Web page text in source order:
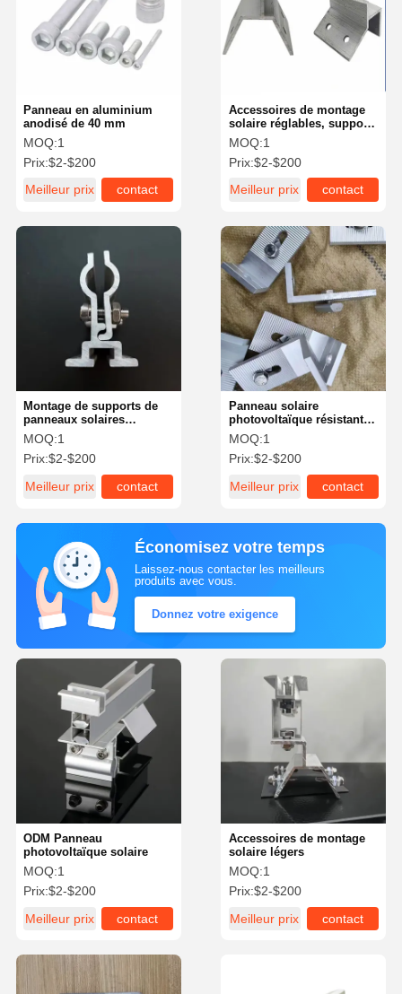
Panneau en aluminium
anodisé de 40 mm
MOQ:1
Prix:$2-$200
Meilleur prix
contact
Accessoires de montage
solaire réglables, supports
et panneaux
photovoltaïques
MOQ:1
Prix:$2-$200
Meilleur prix
contact
Montage de supports de
panneaux solaires
photovoltaïques
MOQ:1
Prix:$2-$200
Meilleur prix
contact
Panneau solaire
photovoltaïque résistant à
la corrosion
MOQ:1
Prix:$2-$200
Meilleur prix
contact
Économisez votre temps
Laissez-nous contacter les meilleurs
produits avec vous.
Donnez votre exigence
Accessoires de montage
solaire légers
MOQ:1
Prix:$2-$200
Meilleur prix
contact
ODM Panneau
photovoltaïque solaire
MOQ:1
Prix:$2-$200
Meilleur prix
contact